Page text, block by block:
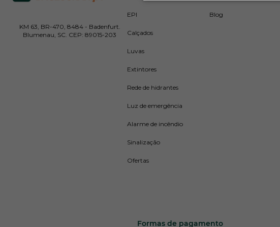
capacidades. Eles são
Segurança, além do
pequeno a grande
Diversidade de
Além disso, a
KM 63, BR-470, 8484 - Badenfurt.
Blumenau, SC. CEP: 89015-203
EPI
Calçados
Luvas
Extintores
Rede de hidrantes
Luz de emergência
Alarme de incêndio
Sinalização
Ofertas
Blog
Formas de pagamento